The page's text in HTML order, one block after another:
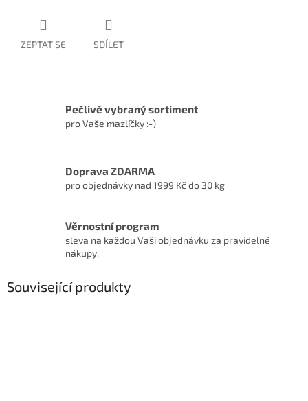
ZEPTAT SE SDÍLET
Pečlivě vybraný sortiment
pro Vaše mazlíčky :-)
Doprava ZDARMA
pro objednávky nad 1999 Kč do 30 kg
Věrnostní program
sleva na každou Vaši objednávku za pravidelné
nákupy.
Související produkty